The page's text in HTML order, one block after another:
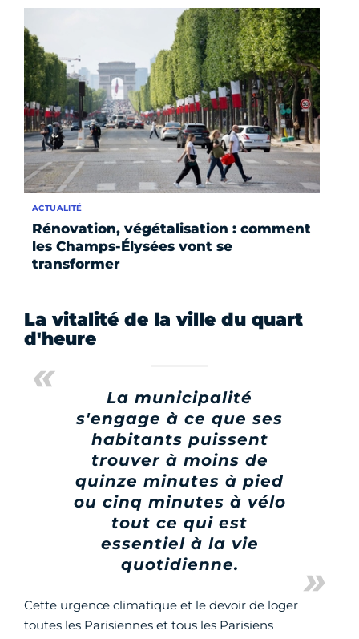
Rénovation, végétalisation : comment
les Champs-Élysées vont se
transformer
ACTUALITÉ
La vitalité de la ville du quart
d'heure
La municipalité
s'engage à ce que ses
habitants puissent
trouver à moins de
quinze minutes à pied
ou cinq minutes à vélo
tout ce qui est
essentiel à la vie
quotidienne.
Cette urgence climatique et le devoir de loger
toutes les Parisiennes et tous les Parisiens